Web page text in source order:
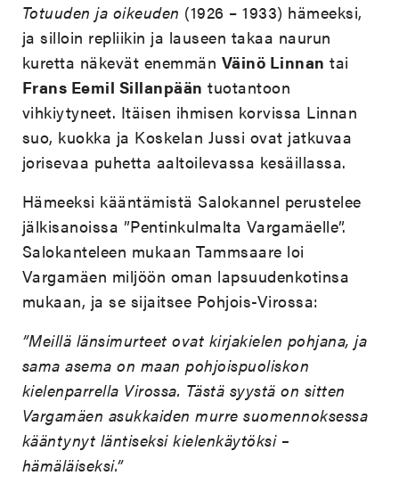
Totuuden ja oikeuden (1926 – 1933) hämeeksi,
ja silloin repliikin ja lauseen takaa naurun
kuretta näkevät enemmän Väinö Linnan tai
Frans Eemil Sillanpään tuotantoon
vihkiytyneet. Itäisen ihmisen korvissa Linnan
suo, kuokka ja Koskelan Jussi ovat jatkuvaa
jorisevaa puhetta aaltoilevassa kesäillassa.
Hämeeksi kääntämistä Salokannel perustelee
jälkisanoissa ”Pentinkulmalta Vargamäelle”.
Salokanteleen mukaan Tammsaare loi
Vargamäen miljöön oman lapsuudenkotinsa
mukaan, ja se sijaitsee Pohjois-Virossa:
”Meillä länsimurteet ovat kirjakielen pohjana, ja
sama asema on maan pohjoispuoliskon
kielenparrella Virossa. Tästä syystä on sitten
Vargamäen asukkaiden murre suomennoksessa
kääntynyt läntiseksi kielenkäytöksi –
hämäläiseksi.”